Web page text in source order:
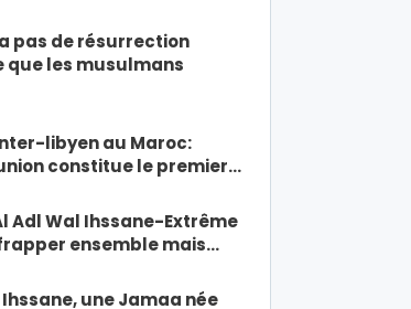
pas de résurrection
que les musulmans
libyen au Maroc:
constitue le premier…
Adl Wal Ihssane-Extrême
ensemble mais…
une Jamaa née